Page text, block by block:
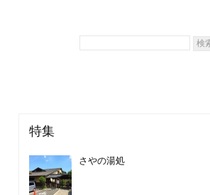
特集
さやの湯処